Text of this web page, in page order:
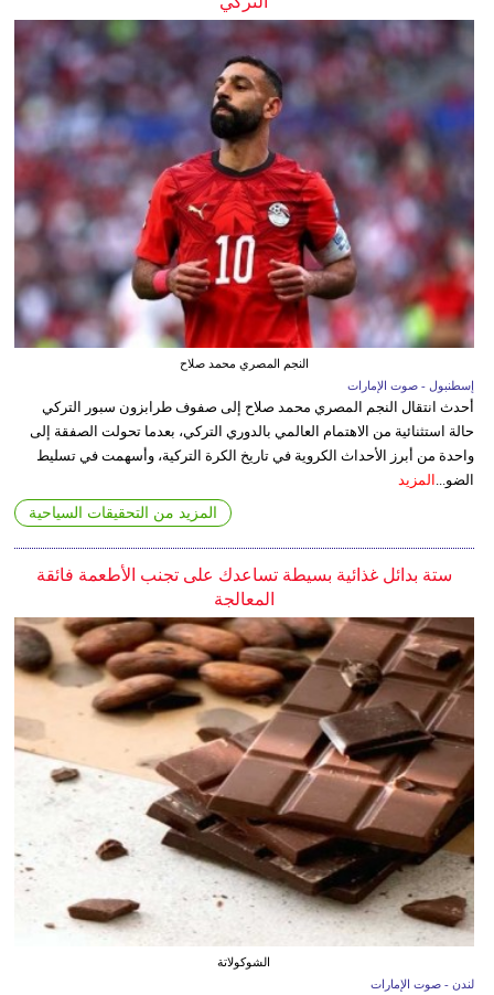
النجم المصري محمد صلاح
إسطنبول - صوت الإمارات
أحدث انتقال النجم المصري محمد صلاح إلى صفوف طرابزون سبور التركي
حالة استثنائية من الاهتمام العالمي بالدوري التركي، بعدما تحولت الصفقة إلى
واحدة من أبرز الأحداث الكروية في تاريخ الكرة التركية، وأسهمت في تسليط
الضو... المزيد
المزيد من التحقيقات السياحية
ستة بدائل غذائية بسيطة تساعدك على تجنب الأطعمة فائقة
المعالجة
الشوكولاتة
لندن - صوت الإمارات